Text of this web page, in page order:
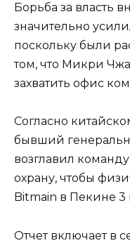
Борьба за власть
значительно
поскольку были
том, что Микри
захватить офис
Согласно
бывший
возглавил
охрану, чтобы
Bitmain в Пекине
Отчет включает в